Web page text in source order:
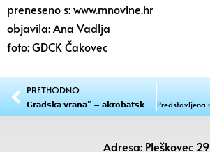
preneseno s: www.mnovine.hr
objavila: Ana Vadlja
foto: GDCK Čakovec
PRETHODNO
Adresa: Pleškovec 29